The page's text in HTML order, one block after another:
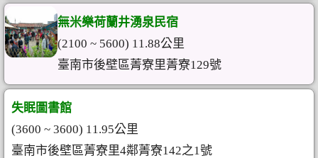
無米樂荷蘭井湧泉民宿
(2100 ~ 5600) 11.88公里
臺南市後壁區菁寮里菁寮129號
失眠圖書館
(3600 ~ 3600) 11.95公里
臺南市後壁區菁寮里4鄰菁寮142之1號